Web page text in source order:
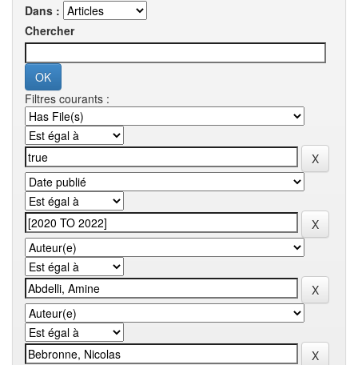
Dans :
Chercher
Filtres courants :